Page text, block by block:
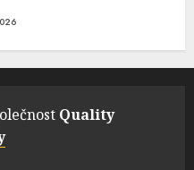
Quality